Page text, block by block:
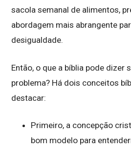
sacola semanal de alimentos,
abordagem mais abrangente
desigualdade.
Então, o que a bíblia pode dizer
problema? Há dois conceitos
destacar:
Primeiro, a concepção
bom modelo para